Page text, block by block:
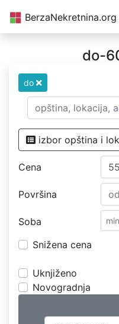
BerzaNekretnina.org
do-
do
izbor opština i
Cena
Površina
Soba
Snižena cena
Uknjiženo
Novogradnja